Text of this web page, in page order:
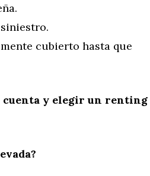
cubierto hasta que
cuenta y elegir un renting